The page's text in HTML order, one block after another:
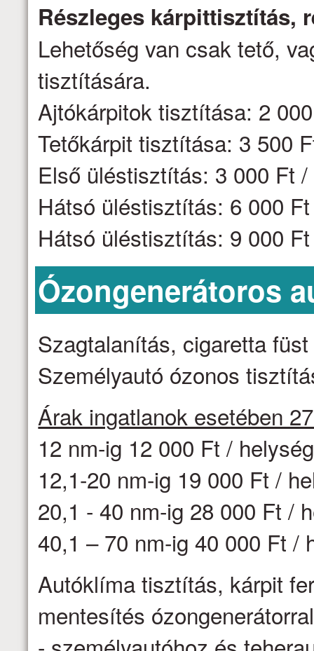
Részleges kárpittisztítás,
Lehetőség van csak tető,
tisztítására.
Ajtókárpitok tisztítása: 2
Tetőkárpit tisztítása: 3 500
Első üléstisztítás: 3 000 Ft
Hátsó üléstisztítás: 6 000
Hátsó üléstisztítás: 9 000
Ózongenerátoros
Szagtalanítás, cigaretta
Személyautó ózonos
Árak ingatlanok esetében
12 nm-ig 12 000 Ft / helység
12,1-20 nm-ig 19 000 Ft /
20,1 - 40 nm-ig 28 000 Ft /
40,1 – 70 nm-ig 40 000 Ft /
Autóklíma tisztítás, kárpit
mentesítés